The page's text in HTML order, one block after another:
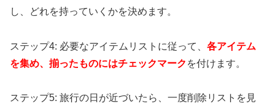
し、どれを持っていくかを決めます。
ステップ4: 必要なアイテムリストに従って、 各アイテム
を集め、揃ったものにはチェックマーク を付けます。
ステップ5: 旅行の日が近づいたら、一度削除リストを見